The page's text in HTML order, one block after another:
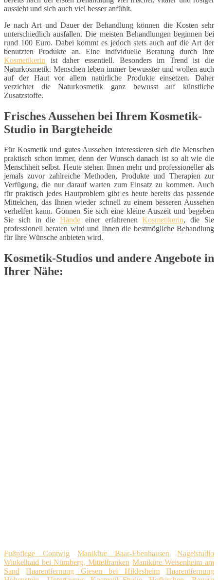
aussieht und sich auch viel besser anfühlt.
Je nach Art und Dauer der Behandlung können die Kosten sehr
unterschiedlich ausfallen. Die meisten Behandlungen beginnen bei
rund 100 Euro. Dabei kommt es jedoch stets auch auf die Art der
benutzten Produkte an. Eine individuelle Beratung durch Ihre
Kosmetikerin ist daher essentiell. Besonders im Trend ist die
Naturkosmetik. Menschen leben immer bewusster und wollen auch
auf der Haut vor allem natürliche Produkte einsetzen. Daher
verzichtet die Naturkosmetik ganz bewusst auf künstliche
Zusatzstoffe.
Frisches Aussehen bei Ihrem Kosmetik-
Studio in Bargteheide
Für Kosmetik und gutes Aussehen interessieren sich die Menschen
praktisch schon immer, denn der Wunsch danach ist so alt wie die
Menschheit selbst. Heute stehen Ihnen mehr und professioneller als
jemals zuvor zahlreiche Methoden, Produkte und Therapien zur
Verfügung, die nur darauf warten zum Einsatz zu kommen. Auch
für praktisch jedes Hautproblem gibt es heute bereits das passende
Mittelchen, das Ihnen wieder schnell zu einem besseren Aussehen
verhelfen kann. Gönnen Sie sich eine kleine Auszeit und begeben
Sie sich in dieHände einer erfahrenenKosmetikerin, die Sie
professionell beraten wird und Ihnen die bestmögliche Behandlung
für Ihre Wünsche anbieten wird.
Kosmetik-Studios und andere Angebote in
Ihrer Nähe:
Fußpflege Contwig Maniküre Baar-Ebenhausen
Nagelstudio
Winkelhaid bei Nürnberg, Mittelfranken Maniküre Weisenheim am
Sand
Haarentfernung Giesen bei Hildesheim
Haarentfernung